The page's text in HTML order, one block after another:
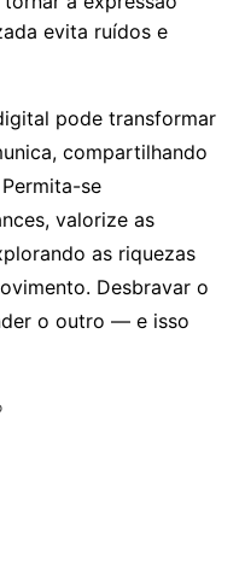
evita ruídos e
pode transformar
compartilhando
se
valorize as
as riquezas
Desbravar o
o outro — e isso